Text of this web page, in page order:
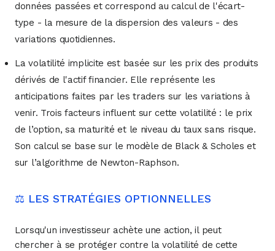
données passées et correspond au calcul de l'écart-
type - la mesure de la dispersion des valeurs - des
variations quotidiennes.
La volatilité implicite est basée sur les prix des produits
dérivés de l'actif financier. Elle représente les
anticipations faites par les traders sur les variations à
venir. Trois facteurs influent sur cette volatilité : le prix
de l’option, sa maturité et le niveau du taux sans risque.
Son calcul se base sur le modèle de Black & Scholes et
sur l’algorithme de Newton-Raphson.
⚖️ LES STRATÉGIES OPTIONNELLES
Lorsqu'un investisseur achète une action, il peut
chercher à se protéger contre la volatilité de cette